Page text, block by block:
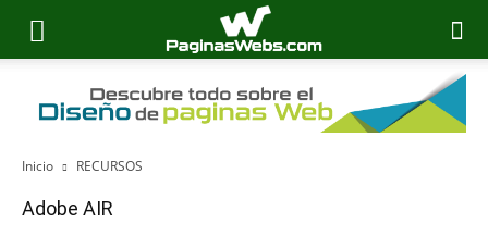
Inicio RECURSOS
Adobe AIR